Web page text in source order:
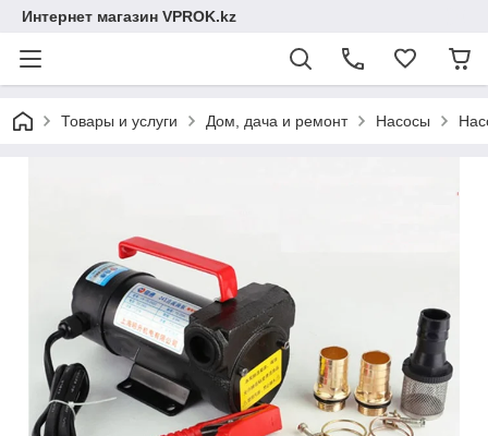
Интернет магазин VPROK.kz
Товары и услуги Дом, дача и ремонт Насосы